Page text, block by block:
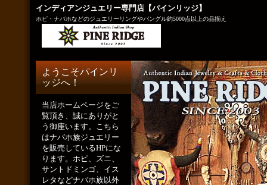
インディアンジュエリー専門店【パインリッジ】
ホピ・ナバホなどのジュエリーリングやバングル約5000点以上の品揃え
ようこそパインリ
ッジへ！
当店ホームページをご
覧頂き、誠にありがと
う御座います。こちら
はナバホ族ジュエリー
を販売しているHPにな
ります。ホピ、ズニ、
サントドミンゴ、イス
レタなどナバホ族以外